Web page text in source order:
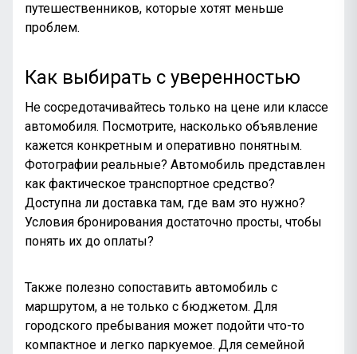
путешественников, которые хотят меньше
проблем.
Как выбирать с уверенностью
Не сосредотачивайтесь только на цене или классе
автомобиля. Посмотрите, насколько объявление
кажется конкретным и оперативно понятным.
Фотографии реальные? Автомобиль представлен
как фактическое транспортное средство?
Доступна ли доставка там, где вам это нужно?
Условия бронирования достаточно просты, чтобы
понять их до оплаты?
Также полезно сопоставить автомобиль с
маршрутом, а не только с бюджетом. Для
городского пребывания может подойти что-то
компактное и легко паркуемое. Для семейной